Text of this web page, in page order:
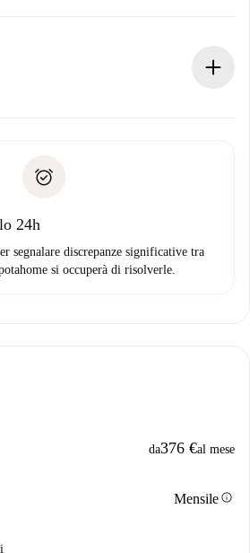
nulla e ti proporremo
del pagamento
problemi.
24h
segnalare discrepanze significative tra
si occuperà di risolverle.
da376 €al mese
Mensileinfo